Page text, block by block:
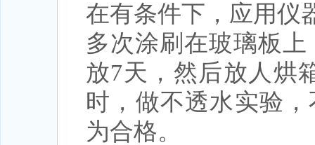
在有条件下，应用仪
多次涂刷在玻璃板
放7天，然后放人烘
时，做不透水实验
为合格。